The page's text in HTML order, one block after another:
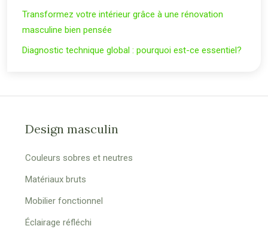
Transformez votre intérieur grâce à une rénovation
masculine bien pensée
Diagnostic technique global : pourquoi est-ce essentiel?
Design masculin
Couleurs sobres et neutres
Matériaux bruts
Mobilier fonctionnel
Éclairage réfléchi